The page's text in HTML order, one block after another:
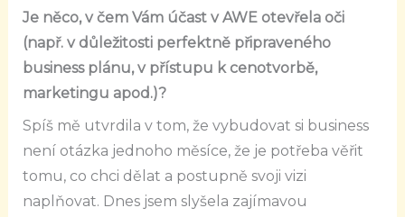
Je něco, v čem Vám účast v AWE otevřela oči
(např. v důležitosti perfektně připraveného
business plánu, v přístupu k cenotvorbě,
marketingu apod.)?
Spíš mě utvrdila v tom, že vybudovat si business
není otázka jednoho měsíce, že je potřeba věřit
tomu, co chci dělat a postupně svoji vizi
naplňovat. Dnes jsem slyšela zajímavou